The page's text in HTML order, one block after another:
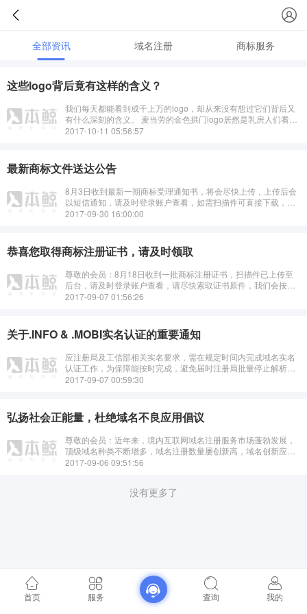
全部资讯 域名注册 商标服务
这些logo背后竟有这样的含义？
我们每天都能看到成千上万的logo，却从来没有想过它们背后又
有什么深刻的含义。 麦当劳的金色拱门logo居然是乳房人们看到
麦当劳的logo时总是会不假思索地认为麦当劳标志只不过是表示
2017-10-11 05:56:57
最新商标文件送达公告
8月3日收到最新一期商标受理通知书，将会尽快上传，上传后会
以短信通知，请及时登录账户查看，如需扫描件可直接下载，如
需要原件请索取，我们会按照先后尽快安排顺丰到付寄出！···
2017-09-30 16:00:00
恭喜您取得商标注册证书，请及时领取
尊敬的会员：8月18日收到一批商标注册证书，扫描件已上传至
后台，请及时登录账户查看，请尽快索取证书原件，我们会按照
先后尽快安排寄出！ ···
2017-09-07 01:56:26
关于.INFO & .MOBI实名认证的重要通知
应注册局及工信部相关实名要求，需在规定时间内完成域名实名
认证工作，为保障能按时完成，避免届时注册局批量停止解析为
您带来不便。请于6月8日之前在会员管理中心上传有效的.info &
2017-09-07 00:59:30
弘扬社会正能量，杜绝域名不良应用倡议
尊敬的会员：近年来，境内互联网域名注册服务市场蓬勃发展，
顶级域名种类不断增多，域名注册数量屡创新高，域名创新应用
层出不穷，为数字经济和“互联网+”创新发展提供了有效支撑。但
2017-09-06 09:51:56
没有更多了
首页 服务 查询 我的